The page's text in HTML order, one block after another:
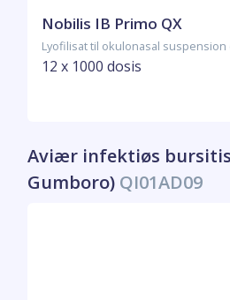
Nobilis IB Primo QX
Lyofilisat til okulonasal
12 x 1000 dosis
Aviær infektiøs bursitis
Gumboro) QI01AD09